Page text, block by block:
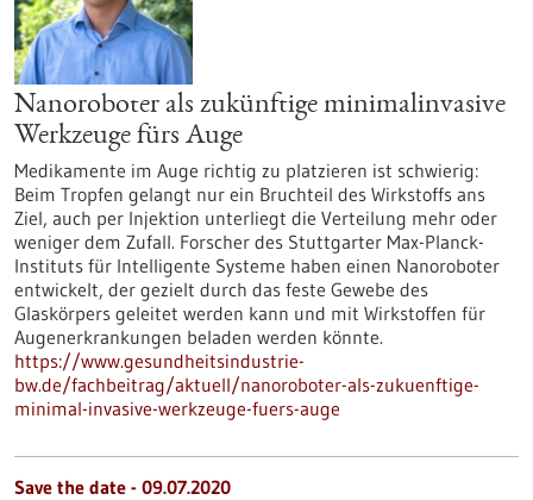
Nanoroboter als zukünftige minimalinvasive
Werkzeuge fürs Auge
Medikamente im Auge richtig zu platzieren ist schwierig:
Beim Tropfen gelangt nur ein Bruchteil des Wirkstoffs ans
Ziel, auch per Injektion unterliegt die Verteilung mehr oder
weniger dem Zufall. Forscher des Stuttgarter Max-Planck-
Instituts für Intelligente Systeme haben einen Nanoroboter
entwickelt, der gezielt durch das feste Gewebe des
Glaskörpers geleitet werden kann und mit Wirkstoffen für
Augenerkrankungen beladen werden könnte.
https://www.gesundheitsindustrie-
bw.de/fachbeitrag/aktuell/nanoroboter-als-zukuenftige-
minimal-invasive-werkzeuge-fuers-auge
Save the date - 09.07.2020